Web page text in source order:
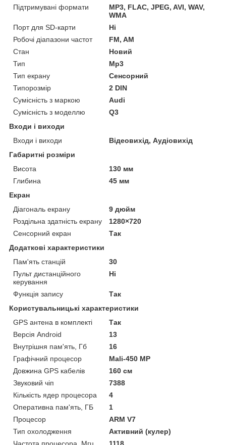
Підтримувані формати
MP3, FLAC, JPEG, AVI, WAV,
WMA
Порт для SD-карти
Ні
Робочі діапазони частот
FM, AM
Стан
Новий
Тип
Mp3
Тип екрану
Сенсорний
Типорозмір
2 DIN
Сумісність з маркою
Audi
Сумісність з моделлю
Q3
Входи і виходи
Входи і виходи
Відеовихід, Аудіовихід
Габаритні розміри
Висота
130 мм
Глибина
45 мм
Екран
Діагональ екрану
9 дюйм
Роздільна здатність екрану
1280×720
Сенсорний екран
Так
Додаткові характеристики
Пам'ять станцій
30
Пульт дистанційного
керування
Ні
Функція запису
Так
Користувальницькі характеристики
GPS антена в комплекті
Так
Версія Android
13
Внутрішня пам'ять, Гб
16
Графічний процесор
Mali-450 MP
Довжина GPS кабелів
160 см
Звуковий чіп
7388
Кількість ядер процесора
4
Оперативна пам'ять, ГБ
1
Процесор
ARM V7
Тип охолодження
Активний (кулер)